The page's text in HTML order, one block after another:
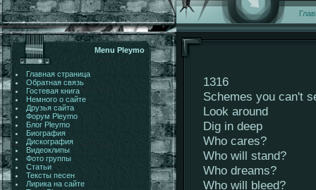
Menu Pleymo
Главная страница
Обратная связь
Гостевая книга
Немного о сайте
Друзья сайта
Форум Pleymo
Блог Pleymo
Биография
Дискография
Видеоклипы
Фото группы
Статьи
Тексты песен
Лирика на сайте
1316
Schemes you can't
Look around
Dig in deep
Who cares?
Who will stand?
Who dreams?
Who will bleed?